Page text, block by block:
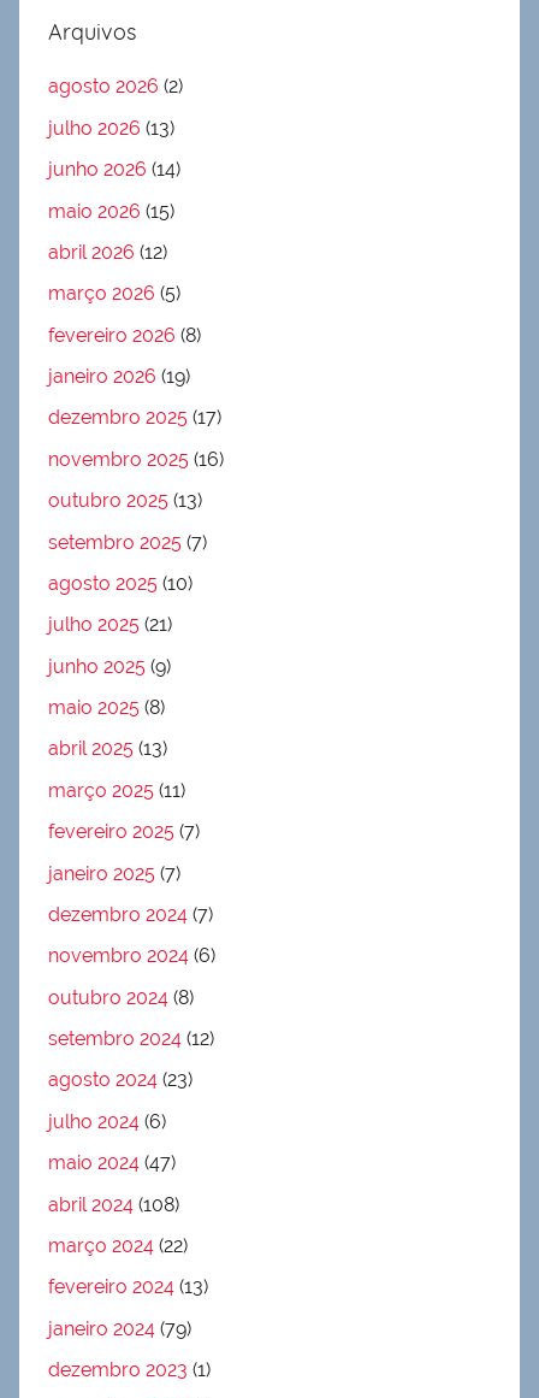
Arquivos
agosto 2026 (2)
julho 2026 (13)
junho 2026 (14)
maio 2026 (15)
abril 2026 (12)
março 2026 (5)
fevereiro 2026 (8)
janeiro 2026 (19)
dezembro 2025 (17)
novembro 2025 (16)
outubro 2025 (13)
setembro 2025 (7)
agosto 2025 (10)
julho 2025 (21)
junho 2025 (9)
maio 2025 (8)
abril 2025 (13)
março 2025 (11)
fevereiro 2025 (7)
janeiro 2025 (7)
dezembro 2024 (7)
novembro 2024 (6)
outubro 2024 (8)
setembro 2024 (12)
agosto 2024 (23)
julho 2024 (6)
maio 2024 (47)
abril 2024 (108)
março 2024 (22)
fevereiro 2024 (13)
janeiro 2024 (79)
dezembro 2023 (1)